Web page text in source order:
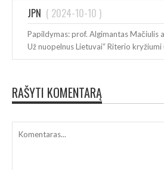
JPN ( 2024-10-10 )
Papildymas: prof. Algimantas Mačiulis
Už nuopelnus Lietuvai“ Riterio
RAŠYTI KOMENTARĄ